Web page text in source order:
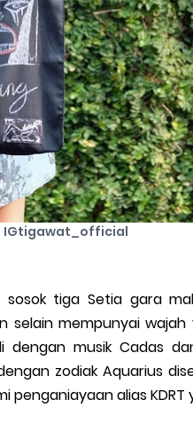
IGtigawat_official
sosok tiga Setia gara
selain mempunyai
dengan musik Cadas
zodiak Aquarius
penganiayaan alias KDRT